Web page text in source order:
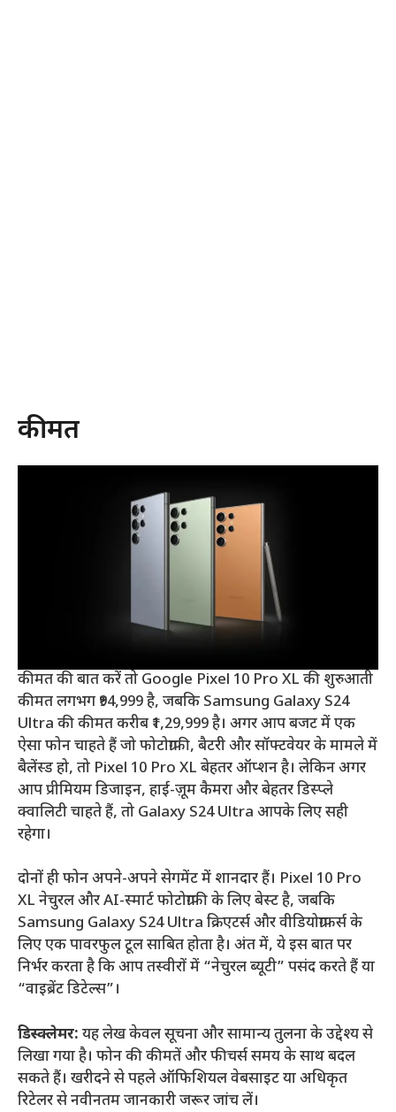
कीमत
कीमत की बात करें तो Google Pixel 10 Pro XL की शुरुआती
कीमत लगभग ₹94,999 है, जबकि Samsung Galaxy S24
Ultra की कीमत करीब ₹1,29,999 है। अगर आप बजट में एक
ऐसा फोन चाहते हैं जो फोटोग्राफी, बैटरी और सॉफ्टवेयर के मामले में
बैलेंस्ड हो, तो Pixel 10 Pro XL बेहतर ऑप्शन है। लेकिन अगर
आप प्रीमियम डिजाइन, हाई-ज़ूम कैमरा और बेहतर डिस्प्ले
क्वालिटी चाहते हैं, तो Galaxy S24 Ultra आपके लिए सही
रहेगा।
दोनों ही फोन अपने-अपने सेगमेंट में शानदार हैं। Pixel 10 Pro
XL नेचुरल और AI-स्मार्ट फोटोग्राफी के लिए बेस्ट है, जबकि
Samsung Galaxy S24 Ultra क्रिएटर्स और वीडियोग्राफर्स के
लिए एक पावरफुल टूल साबित होता है। अंत में, ये इस बात पर
निर्भर करता है कि आप तस्वीरों में “नेचुरल ब्यूटी” पसंद करते हैं या
“वाइब्रेंट डिटेल्स”।
डिस्क्लेमर: यह लेख केवल सूचना और सामान्य तुलना के उद्देश्य से
लिखा गया है। फोन की कीमतें और फीचर्स समय के साथ बदल
सकते हैं। खरीदने से पहले ऑफिशियल वेबसाइट या अधिकृत
रिटेलर से नवीनतम जानकारी जरूर जांच लें।